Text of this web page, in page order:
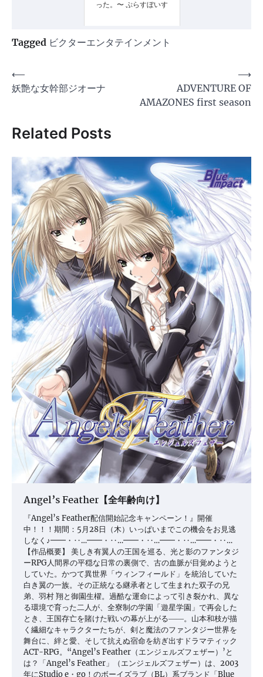
った。〜 ぷらすぼいす
Tagged ビクターエンタテインメント
投
稿
ビ
ー
シ
ョ
ン
⟵
妖艶な女幹部ジオーナ
ADVENTURE OF
AMAZONES first season
⟶
Related Posts
Angel’s Feather【全年齢向け】
『Angel’s Feather配信開始記念キャンペーン！』開催
中！！！期間：5月28日（木）いっぱいまでこの機会をお見逃
しなく♪━━・‥…━━・‥…━━・‥…━━・‥…━━・‥…
【作品概要】 美しき有翼人の王国を巡る、光と影のファンタジ
ーRPG人間界の平穏な日常の裏側で、古の血脈が目覚めようと
していた。かつて異世界「ウィンフィールド」を統治していた
白き翼の一族。その正統なる継承者として生まれた双子の兄
弟、羽村 翔と御園生櫂。過酷な運命によって引き裂かれ、異な
る環境で育った二人が、全寮制の学園「遊星学園」で再会した
とき、王国存亡を賭けた戦いの幕が上がる――。山本和枝が描
く繊細なキャラクターたちが、剣と魔法のファンタジー世界を
舞台に、絆と愛、そして抗えぬ宿命を紡ぎ出すドラマティック
ACT-RPG。“Angel’s Feather（エンジェルズフェザー）’と
は？「Angel’s Feather」（エンジェルズフェザー）は、2003
年にStudio e・go！のボーイズラブ（BL）系ブランド「Blue